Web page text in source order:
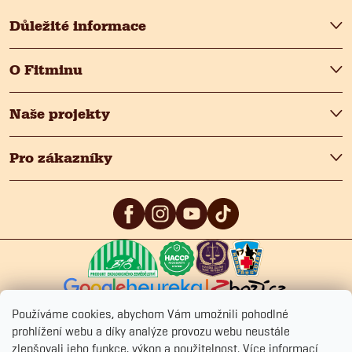
Používáme cookies, abychom Vám umožnili pohodlné
prohlížení webu a díky analýze provozu webu neustále
zlepšovali jeho funkce, výkon a použitelnost. Více informací
y
v
ý
p
i
s
Důležité informace
O Fitminu
Naše projekty
Pro zákazníky
5 4.9 /5 4.9